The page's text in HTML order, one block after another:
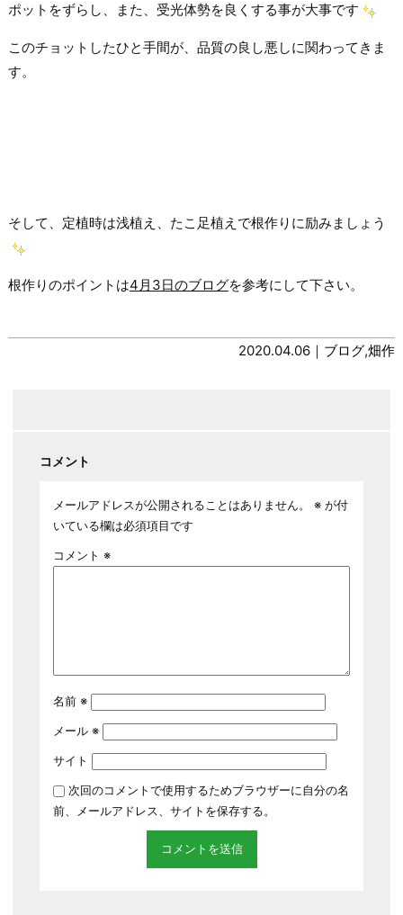
ポットをずらし、また、受光体勢を良くする事が大事です
このチョットしたひと手間が、品質の良し悪しに関わってきま
す。
そして、定植時は浅植え、たこ足植えで根作りに励みましょう
根作りのポイントは4月 3日のブログを参考にして下さい。
2020.04.06｜ ブログ,畑作
コメント
メールアドレスが公開されることはありません。 ※が付
いている欄は必須項目です
コメント ※
名前 ※
メール ※
サイト
次回のコメントで使用するためブラウザーに自分の名
前、メールアドレス、サイトを保存する。